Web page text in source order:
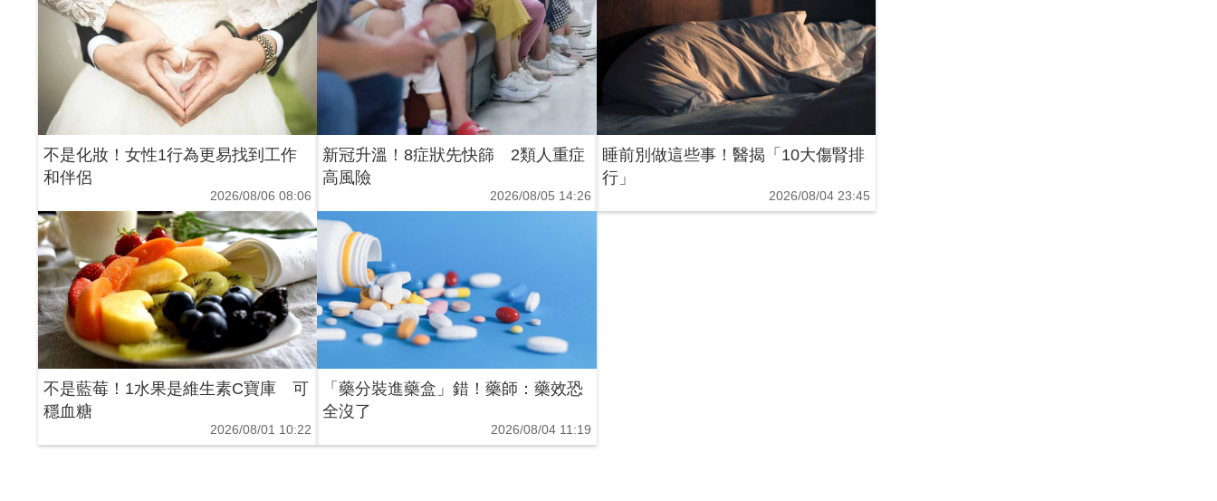
不是化妝！女性1行為更易找到工作
和伴侶
2026/08/06 08:06
新冠升溫！8症狀先快篩 2類人重症
高風險
2026/08/05 14:26
睡前別做這些事！醫揭「10大傷腎排
行」
2026/08/04 23:45
不是藍莓！1水果是維生素C寶庫 可
穩血糖
2026/08/01 10:22
「藥分裝進藥盒」錯！藥師：藥效恐
全沒了
2026/08/04 11:19